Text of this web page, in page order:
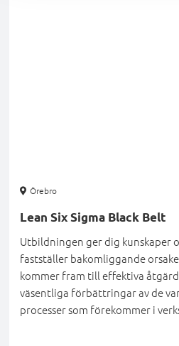
Örebro
Lean Six Sigma Black Belt
Utbildningen ger dig kunskaper
fastställer bakomliggande
kommer fram till effektiva
väsentliga förbättringar av de
processer som förekommer i